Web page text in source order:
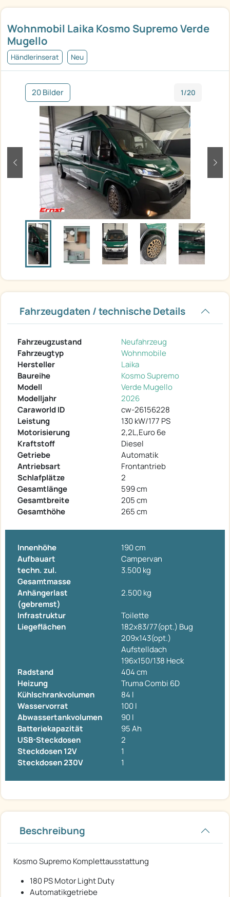
Wohnmobil Laika Kosmo Supremo Verde
Mugello
Händlerinserat Neu
20 Bilder 1/20
zurück
Fahrzeugdaten / technische Details
Fahrzeugzustand
Neufahrzeug
Fahrzeugtyp
Wohnmobile
Hersteller
Laika
Baureihe
Kosmo Supremo
Modell
Verde Mugello
Modelljahr
2026
Caraworld ID
cw-26156228
Leistung
130 kW/177 PS
Motorisierung
2,2L,Euro 6e
Kraftstoff
Diesel
Getriebe
Automatik
Antriebsart
Frontantrieb
Schlafplätze
2
Gesamtlänge
599 cm
Gesamtbreite
205 cm
Gesamthöhe
265 cm
Innenhöhe
190 cm
Aufbauart
Campervan
techn. zul.
Gesamtmasse
3.500 kg
Anhängerlast
(gebremst)
2.500 kg
Infrastruktur
Toilette
Liegeflächen
182x83/77(opt.) Bug
209x143(opt.)
Aufstelldach
196x150/138 Heck
Radstand
404 cm
Heizung
Truma Combi 6D
Kühlschrankvolumen
84 l
Wasservorrat
100 l
Abwassertankvolumen
90 l
Batteriekapazität
95 Ah
USB-Steckdosen
2
Steckdosen 12V
1
Steckdosen 230V
1
Beschreibung
Kosmo Supremo Komplettausstattung
180 PS Motor Light Duty
Automatikgetriebe